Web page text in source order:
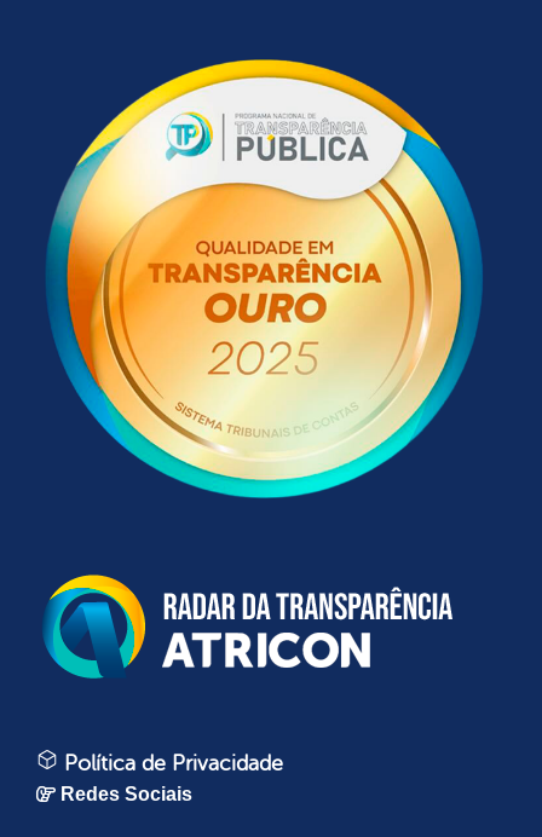
Política de Privacidade
Redes Sociais